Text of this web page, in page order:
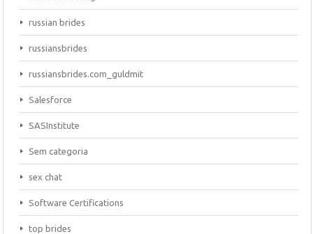
russian brides
russiansbrides
russiansbrides.com_guldmit
Salesforce
SASInstitute
Sem categoria
sex chat
Software Certifications
top brides